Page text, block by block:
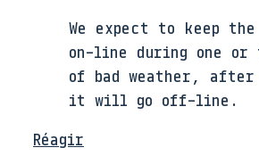
We expect to keep
on-line during one or
of bad weather, after
it will go off-line.
Réagir